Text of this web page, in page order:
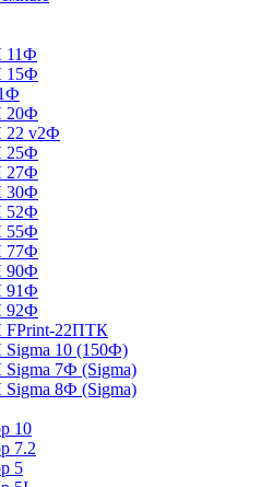
11Ф
15Ф
20Ф
v2Ф
25Ф
27Ф
30Ф
52Ф
55Ф
77Ф
90Ф
91Ф
92Ф
22ПТК
10 (150Ф)
7Ф (Sigma)
8Ф (Sigma)
10
7.2
5